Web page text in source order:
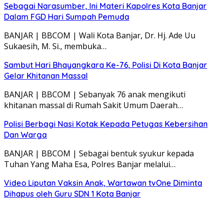
Sebagai Narasumber, Ini Materi Kapolres Kota Banjar
Dalam FGD Hari Sumpah Pemuda
BANJAR | BBCOM | Wali Kota Banjar, Dr. Hj. Ade Uu
Sukaesih, M. Si., membuka…
Sambut Hari Bhayangkara Ke-76, Polisi Di Kota Banjar
Gelar Khitanan Massal
BANJAR | BBCOM | Sebanyak 76 anak mengikuti
khitanan massal di Rumah Sakit Umum Daerah…
Polisi Berbagi Nasi Kotak Kepada Petugas Kebersihan
Dan Warga
BANJAR | BBCOM | Sebagai bentuk syukur kepada
Tuhan Yang Maha Esa, Polres Banjar melalui…
Video Liputan Vaksin Anak, Wartawan tvOne Diminta
Dihapus oleh Guru SDN 1 Kota Banjar